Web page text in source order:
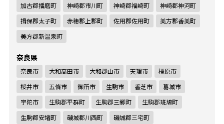
加古郡播磨町
神崎郡市川町 神崎郡福崎町
神崎郡神河町
揖保郡太子町
赤穂郡上郡町 佐用郡佐用町
美方郡香美町
美方郡新温泉町
奈良県
奈良市 大和高田市 大和郡山市 天理市
橿原市
桜井市
五條市 御所市 生駒市 香芝市
葛城市
宇陀市
生駒郡平群町 生駒郡三郷町
生駒郡斑鳩町
生駒郡安堵町
磯城郡川西町
磯城郡三宅町